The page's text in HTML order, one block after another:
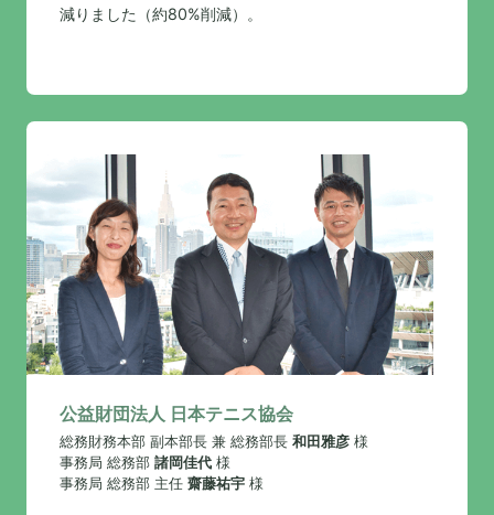
減りました（約80%削減）。
公益財団法人 日本テニス協会
総務財務本部 副本部長 兼 総務部長 和田雅彦様
事務局 総務部 諸岡佳代様
事務局 総務部 主任 齋藤祐宇様